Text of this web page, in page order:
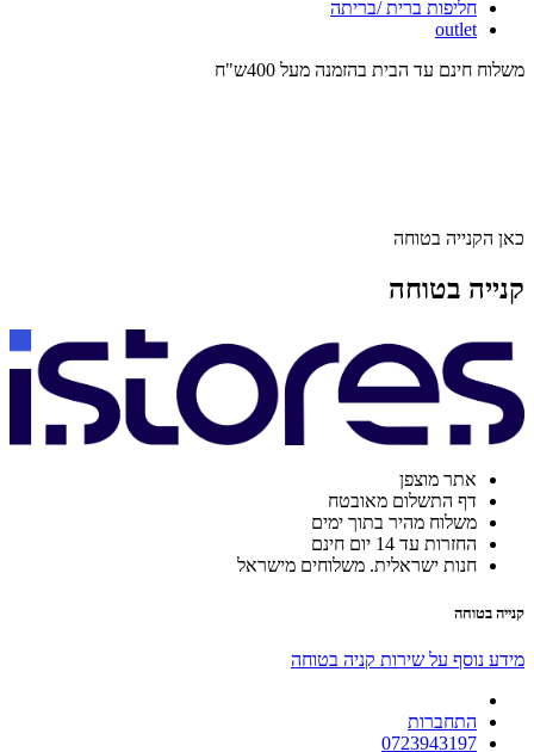
חליפות ברית /בריתה
outlet
משלוח חינם עד הבית בהזמנה מעל 400ש"ח
כאן הקנייה בטוחה
קנייה בטוחה
אתר מוצפן
דף התשלום מאובטח
משלוח מהיר בתוך ימים
החזרות עד 14 יום חינם
חנות ישראלית. משלוחים מישראל
קנייה בטוחה
מידע נוסף על שירות קניה בטוחה
התחברות
0723943197